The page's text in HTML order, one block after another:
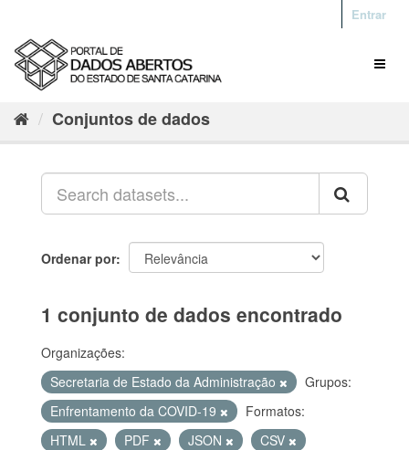
Entrar
Conjuntos de dados
Ordenar por
1 conjunto de dados encontrado
Organizações:
Secretaria de Estado da Administração
Grupos:
Enfrentamento da COVID-19
Formatos:
HTML
PDF JSON
CSV